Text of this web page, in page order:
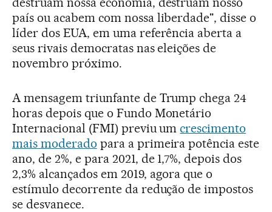
país ou acabem com nossa liberdade", disse o
líder dos EUA, em uma referência aberta a
seus rivais democratas nas eleições de
novembro próximo.
A mensagem triunfante de Trump chega 24
horas depois que o Fundo Monetário
Internacional (FMI) previu umcrescimento
mais moderado para a primeira potência este
ano, de 2%, e para 2021, de 1,7%, depois dos
2,3% alcançados em 2019, agora que o
estímulo decorrente da redução de impostos
se desvanece.